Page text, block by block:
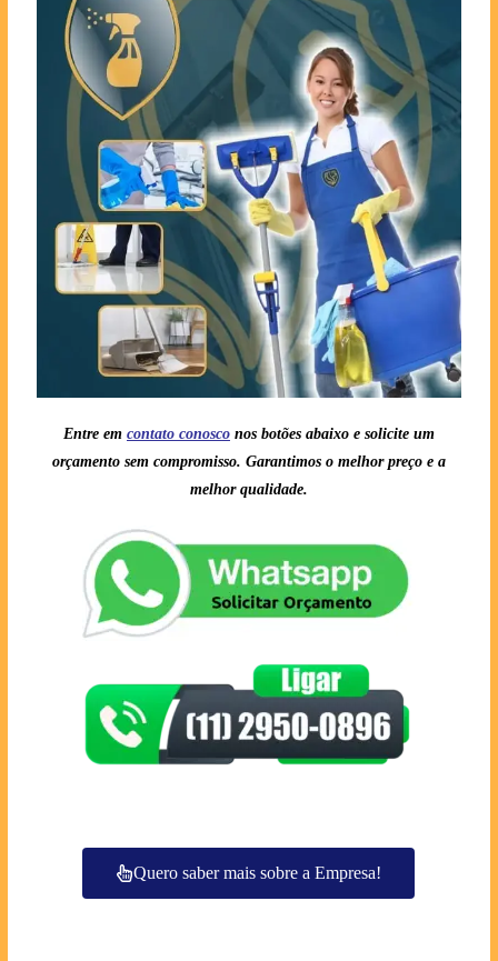
Entre em contato conosconos botões abaixo e solicite um
orçamento sem compromisso. Garantimos o melhor preço e a
melhor qualidade.
Quero saber mais sobre a Empresa!